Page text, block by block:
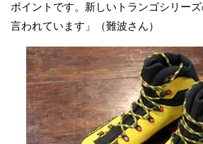
ポイントです。新しいトランゴシリー
言われています」（難波さん）